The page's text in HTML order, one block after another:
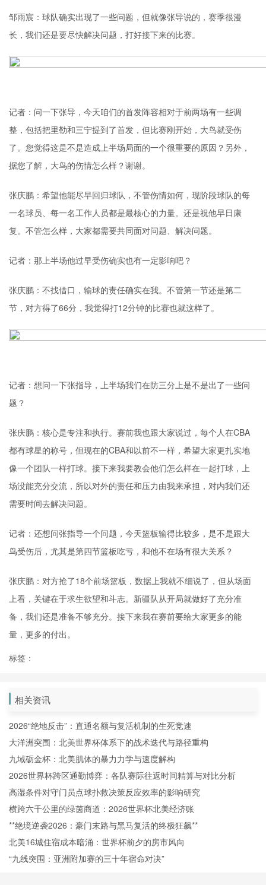
邹雨宸：球队确实出现了一些问题，但就像张导说的，赛季很漫
长，我们还是要尽快解决问题，打好接下来的比赛。
记者：问一下张导，今天咱们的首发阵容相对于前两场有一些调
整，包括把里勒和三宁提到了首发，但比赛刚开始，大鸟就受伤
了。您觉得这是不是造成上半场局面的一个很重要的原因？另外，
据您了解，大鸟的伤情怎么样？谢谢。
张庆鹏：希望他能尽早回归球队，不管伤情如何，现阶段球队的每
一名球员、每一名工作人员都是最核心的力量。还是祝他早日康
复。不管怎么样，大家都需要共同面对问题、解决问题。
记者：那上半场他过早受伤确实也有一定影响吧？
张庆鹏：不找借口，输球的责任确实在我。不管第一节还是第二
节，对方得了66分，我觉得打12分钟的比赛也就这样了。
记者：想问一下张指导，上半场我们在防三分上是不是出了一些问
题？
张庆鹏：核心是专注和执行。赛前我也跟大家说过，每个人在CBA
都有球星的称号，但现在的CBA和以前不一样，希望大家更扎实地
像一个团队一样打球。接下来我要教会他们怎么样在一起打球，上
场没能充分交流，所以对外的责任和压力由我来承担，对内我们还
需要时间去解决问题。
记者：还想问张指导一个问题，今天篮板输得比较多，是不是跟大
鸟受伤后，尤其是第四节篮板吃亏，和他不在场有很大关系？
张庆鹏：对方抢了18个前场篮板，数据上我就不细说了，但从场面
上看，关键在于求生欲望和斗志。新疆队从开局就做好了充分准
备，我们还是准备不够充分。接下来我在赛前要给大家更多的能
量，更多的付出。
标签：
相关资讯
2026“绝地反击”：直通名额与复活机制的生死竞速
大洋洲突围：北美世界杯体系下的战术迭代与路径重构
九域砺金杯：北美肌体的暴力力学与速度解构
2026世界杯跨区通勤博弈：各队赛际往返时间精算与对比分析
高湿条件对守门员点球扑救决策反应效率的影响研究
横跨六千公里的绿茵商道：2026世界杯北美经济账
**绝境逆袭2026：豪门末路与黑马复活的终极狂飙**
北美16城住宿成本暗涌：世界杯前夕的房市风向
“九线突围：亚洲附加赛的三十年宿命对决”